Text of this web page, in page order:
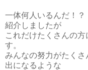
一体何人いるんだ！
紹介しましたが
これだけたくさんの
す。
みんなの努力がたく
出になるような